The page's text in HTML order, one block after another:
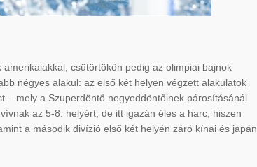
csütörtökön pedig az olimpiai bajnok
négyes alakul: az első két helyen végzett alakulatok
– mely a Szuperdöntő negyeddöntőinek párosításánál
az 5-8. helyért, de itt igazán éles a harc, hiszen
a második divízió első két helyén záró kínai és japán